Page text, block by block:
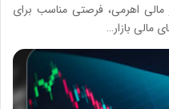
مالی اهرمی، فرصتی مناسب برای
مالی بازار…